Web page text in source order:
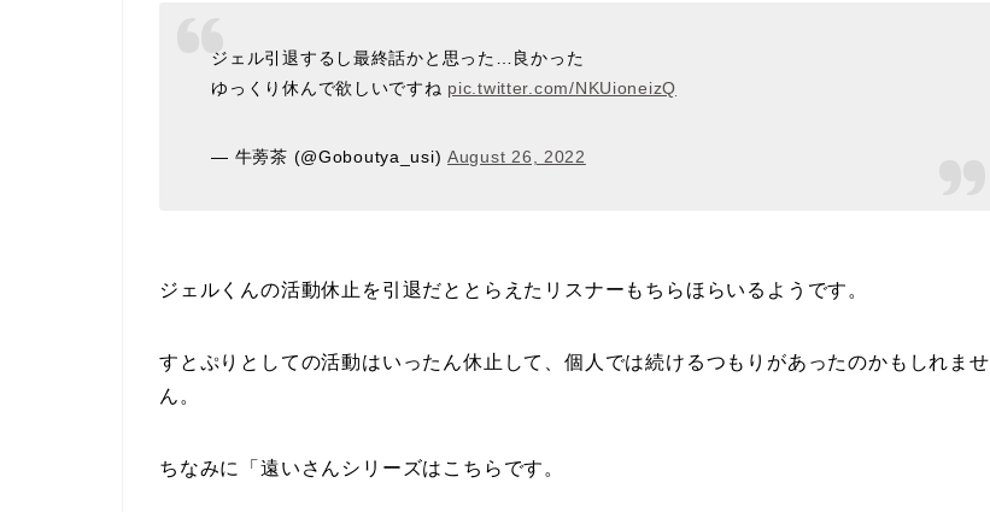
ジェル引退するし最終話かと思った…良かった
ゆっくり休んで欲しいですね pic.twitter.com/NKUioneizQ
— 牛蒡茶 (@Goboutya_usi)August 26, 2022
ジェルくんの活動休止を引退だととらえたリスナーもちらほらいるようです。
すとぷりとしての活動はいったん休止して、個人では続けるつもりがあったのかもしれませ
ん。
ちなみに「遠いさんシリーズはこちらです。